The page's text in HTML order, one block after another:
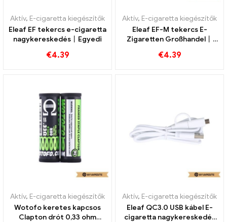
Aktív, E-cigaretta kiegészítők
Eleaf EF tekercs e-cigaretta
nagykereskedés丨Egyedi
€4.39
Aktív, E-cigaretta kiegészítők
Eleaf EF-M tekercs E-
Zigaretten Großhandel丨
€4.39
Aktív, E-cigaretta kiegészítők
Wotofo keretes kapcsos
Clapton drót 0,33 ohm
Aktív, E-cigaretta kiegészítők
Eleaf QC3.0 USB kábel E-
cigaretta nagykereskedés